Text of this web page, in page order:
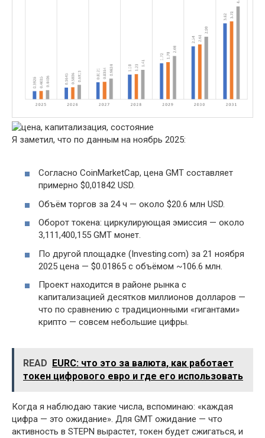
Я заметил, что по данным на ноябрь 2025:
Согласно CoinMarketCap, цена GMT составляет
примерно $0,01842 USD.
Объём торгов за 24 ч — около $20.6 млн USD.
Оборот токена: циркулирующая эмиссия — около
3,111,400,155 GMT монет.
По другой площадке (Investing.com) за 21 ноября
2025 цена — $0.01865 с объёмом ~106.6 млн.
Проект находится в районе рынка с
капитализацией десятков миллионов долларов —
что по сравнению с традиционными «гигантами»
крипто — совсем небольшие цифры.
READ
EURC: что это за валюта, как работает
токен цифрового евро и где его использовать
Когда я наблюдаю такие числа, вспоминаю: «каждая
цифра — это ожидание». Для GMT ожидание — что
активность в STEPN вырастет, токен будет сжигаться, и